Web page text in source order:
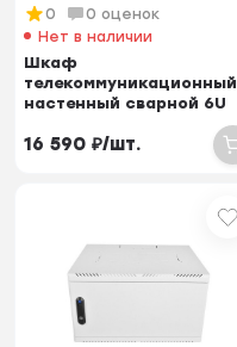
0
0 оценок
Нет в наличии
Шкаф
телекоммуникационный
настенный сварной 6U
стенки, дв...
16 590 ₽/шт.